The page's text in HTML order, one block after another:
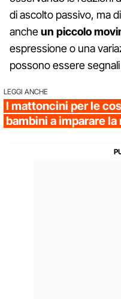
di ascolto passivo, ma
ancheun piccolo
espressione o una
possono essere
LEGGI ANCHE
I mattoncini per le
bambini a imparare